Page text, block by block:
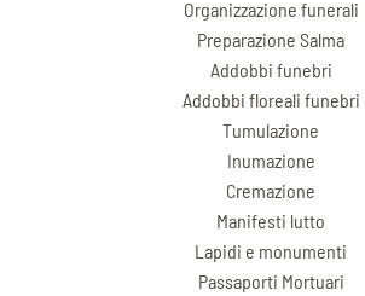
Organizzazione funerali
Preparazione Salma
Addobbi funebri
Addobbi floreali funebri
Tumulazione
Inumazione
Cremazione
Manifesti lutto
Lapidi e monumenti
Passaporti Mortuari